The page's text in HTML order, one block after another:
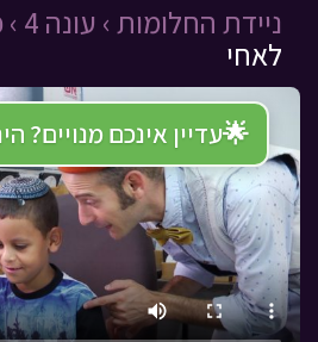
ניידת החלומות › עונה 4 ›
לאחי
🌟עדיין אינכם מנויים?